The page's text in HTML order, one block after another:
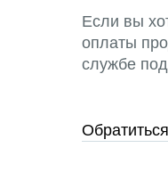
Если вы
оплаты
службе